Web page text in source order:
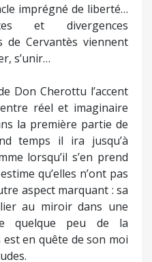
aspect marquant : sa
au miroir dans une
quelque peu de la
en quête de son moi
Jean Pierre Lanfranchi
de notre hidalgo
fantasmagorique »,
d’Alice Delorenzi,
et riche, ne doit pas
ménager bouffées
réservées au public !
Marzia Gambarella
Des
spécialité, elle précise